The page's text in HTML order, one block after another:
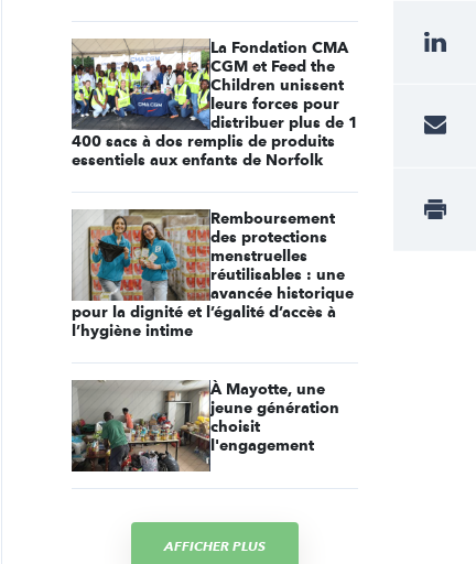
La Fondation CMA
CGM et Feed the
Children unissent
leurs forces pour
distribuer plus de 1
400 sacs à dos remplis de produits
essentiels aux enfants de Norfolk
Remboursement
des protections
menstruelles
réutilisables : une
avancée historique
pour la dignité et l’égalité d’accès à
l’hygiène intime
À Mayotte, une
jeune génération
choisit
l'engagement
AFFICHER PLUS